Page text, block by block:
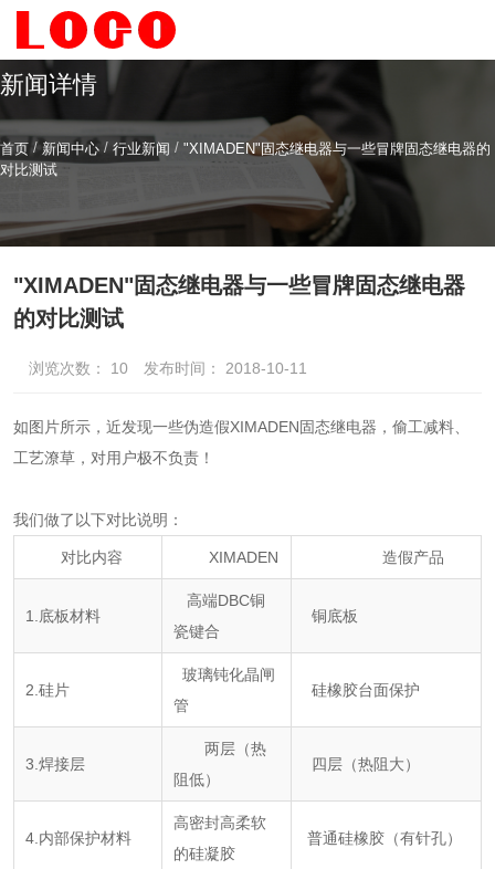
希曼顿科技专注研发与制造
全系列工业级交流固态继电器（SSR）、一体化电力调整
器
新闻详情
首页 /新闻中心 / 行业新闻 / "XIMADEN"固态继电器与一些冒牌固态继电器的
对比测试
"XIMADEN"固态继电器与一些冒牌固态继电器
的对比测试
浏览次数： 10 发布时间： 2018-10-11
如图片所示，近发现一些伪造假XIMADEN固态继电器，偷工减料、
工艺潦草，对用户极不负责！
我们做了以下对比说明：
对比内容 XIMADEN 造假产品
1.底板材料
高端DBC铜
瓷键合
铜底板
2.硅片
玻璃钝化晶闸
管
硅橡胶台面保护
3.焊接层
两层（热
阻低）
四层（热阻大）
4.内部保护材料
高密封高柔软
的硅凝胶
普通硅橡胶（有针孔）